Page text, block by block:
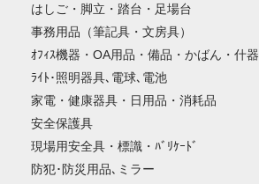
はしご・脚立・踏台・足場台
事務用品（筆記具・文房具）
ｵﾌｨｽ機器・OA用品・備品・かばん・什器
ﾗｲﾄ･照明器具､電球､電池
家電・健康器具・日用品・消耗品
安全保護具
現場用安全具・標識・ﾊﾞﾘｹｰﾄﾞ
防犯･防災用品､ミラー